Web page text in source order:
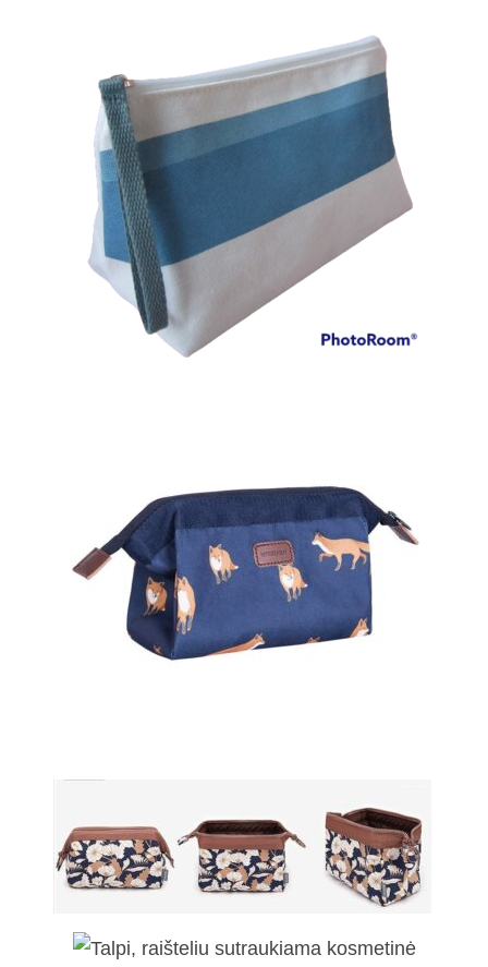
Dryžuota kosmetinė
Nedidelė kosmetinė
Minimalistinė plačiai atsiverianti
kosmetinė